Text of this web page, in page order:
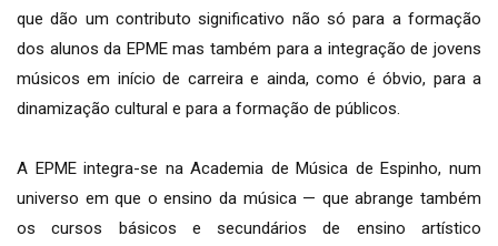
que dão um contributo significativo não só para a formação
dos alunos da EPME mas também para a integração de jovens
músicos em início de carreira e ainda, como é óbvio, para a
dinamização cultural e para a formação de públicos.
A EPME integra-se na Academia de Música de Espinho, num
universo em que o ensino da música — que abrange também
os cursos básicos e secundários de ensino artístico